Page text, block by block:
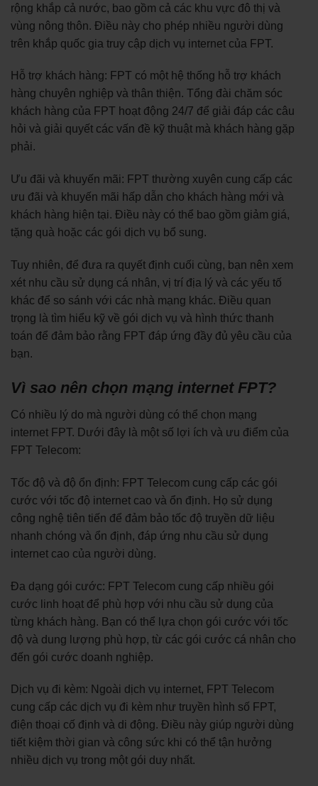
rộng khắp cả nước, bao gồm cả các khu vực đô thị và
vùng nông thôn. Điều này cho phép nhiều người dùng
trên khắp quốc gia truy cập dịch vụ internet của FPT.
Hỗ trợ khách hàng: FPT có một hệ thống hỗ trợ khách
hàng chuyên nghiệp và thân thiện. Tổng đài chăm sóc
khách hàng của FPT hoạt động 24/7 để giải đáp các câu
hỏi và giải quyết các vấn đề kỹ thuật mà khách hàng gặp
phải.
Ưu đãi và khuyến mãi: FPT thường xuyên cung cấp các
ưu đãi và khuyến mãi hấp dẫn cho khách hàng mới và
khách hàng hiện tại. Điều này có thể bao gồm giảm giá,
tặng quà hoặc các gói dịch vụ bổ sung.
Tuy nhiên, để đưa ra quyết định cuối cùng, bạn nên xem
xét nhu cầu sử dụng cá nhân, vị trí địa lý và các yếu tố
khác để so sánh với các nhà mạng khác. Điều quan
trọng là tìm hiểu kỹ về gói dịch vụ và hình thức thanh
toán để đảm bảo rằng FPT đáp ứng đầy đủ yêu cầu của
bạn.
Vì sao nên chọn mạng internet FPT?
Có nhiều lý do mà người dùng có thể chọn mạng
internet FPT. Dưới đây là một số lợi ích và ưu điểm của
FPT Telecom:
Tốc độ và độ ổn định: FPT Telecom cung cấp các gói
cước với tốc độ internet cao và ổn định. Họ sử dụng
công nghệ tiên tiến để đảm bảo tốc độ truyền dữ liệu
nhanh chóng và ổn định, đáp ứng nhu cầu sử dụng
internet cao của người dùng.
Đa dạng gói cước: FPT Telecom cung cấp nhiều gói
cước linh hoạt để phù hợp với nhu cầu sử dụng của
từng khách hàng. Bạn có thể lựa chọn gói cước với tốc
độ và dung lượng phù hợp, từ các gói cước cá nhân cho
đến gói cước doanh nghiệp.
Dịch vụ đi kèm: Ngoài dịch vụ internet, FPT Telecom
cung cấp các dịch vụ đi kèm như truyền hình số FPT,
điện thoại cố định và di động. Điều này giúp người dùng
tiết kiệm thời gian và công sức khi có thể tận hưởng
nhiều dịch vụ trong một gói duy nhất.